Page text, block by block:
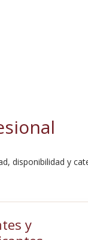
disponibilidad y
y